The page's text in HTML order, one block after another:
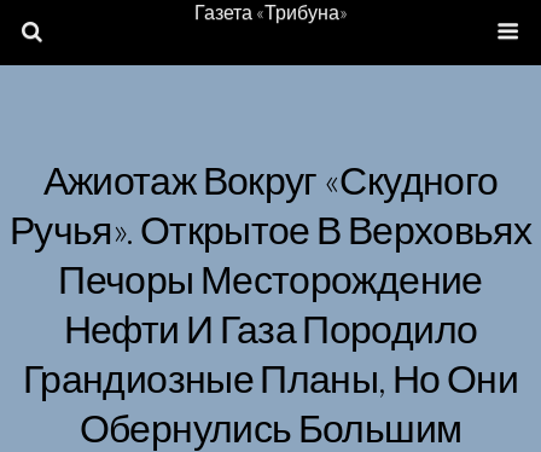
Газета «Трибуна»
Ажиотаж Вокруг «скудного
Ручья». Открытое В Верховьях
Печоры Месторождение
Нефти И Газа Породило
Грандиозные Планы, Но Они
Обернулись Большим